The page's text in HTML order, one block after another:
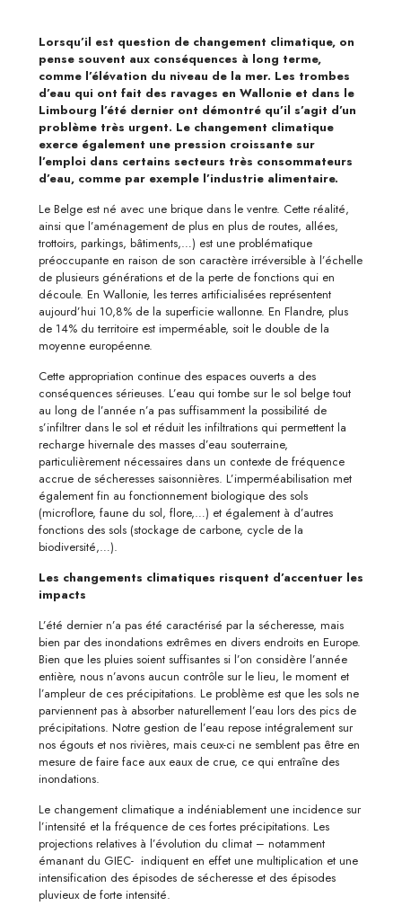
Lorsqu’il est question de changement climatique, on
pense souvent aux conséquences à long terme,
comme l’élévation du niveau de la mer. Les trombes
d’eau qui ont fait des ravages en Wallonie et dans le
Limbourg l’été dernier ont démontré qu’il s’agit d’un
problème très urgent. Le changement climatique
exerce également une pression croissante sur
l’emploi dans certains secteurs très consommateurs
d’eau, comme par exemple l’industrie alimentaire.
Le Belge est né avec une brique dans le ventre. Cette réalité,
ainsi que l’aménagement de plus en plus de routes, allées,
trottoirs, parkings, bâtiments,…) est une problématique
préoccupante en raison de son caractère irréversible à l’échelle
de plusieurs générations et de la perte de fonctions qui en
découle. En Wallonie, les terres artificialisées représentent
aujourd’hui 10,8% de la superficie wallonne. En Flandre, plus
de 14% du territoire est imperméable, soit le double de la
moyenne européenne.
Cette appropriation continue des espaces ouverts a des
conséquences sérieuses. L’eau qui tombe sur le sol belge tout
au long de l’année n’a pas suffisamment la possibilité de
s’infiltrer dans le sol et réduit les infiltrations qui permettent la
recharge hivernale des masses d’eau souterraine,
particulièrement nécessaires dans un contexte de fréquence
accrue de sécheresses saisonnières. L’imperméabilisation met
également fin au fonctionnement biologique des sols
(microflore, faune du sol, flore,…) et également à d’autres
fonctions des sols (stockage de carbone, cycle de la
biodiversité,…).
Les changements climatiques risquent d’accentuer les
impacts
L’été dernier n’a pas été caractérisé par la sécheresse, mais
bien par des inondations extrêmes en divers endroits en Europe.
Bien que les pluies soient suffisantes si l’on considère l’année
entière, nous n’avons aucun contrôle sur le lieu, le moment et
l’ampleur de ces précipitations. Le problème est que les sols ne
parviennent pas à absorber naturellement l’eau lors des pics de
précipitations. Notre gestion de l’eau repose intégralement sur
nos égouts et nos rivières, mais ceux-ci ne semblent pas être en
mesure de faire face aux eaux de crue, ce qui entraîne des
inondations.
Le changement climatique a indéniablement une incidence sur
l’intensité et la fréquence de ces fortes précipitations. Les
projections relatives à l’évolution du climat – notamment
émanant du GIEC- indiquent en effet une multiplication et une
intensification des épisodes de sécheresse et des épisodes
pluvieux de forte intensité.